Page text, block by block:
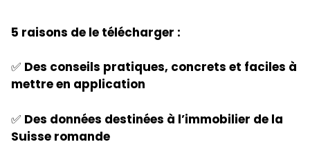
5 raisons de le télécharger :
✅ Des conseils pratiques, concrets et faciles à
mettre en application
✅ Des données destinées à l’immobilier de la
Suisse romande